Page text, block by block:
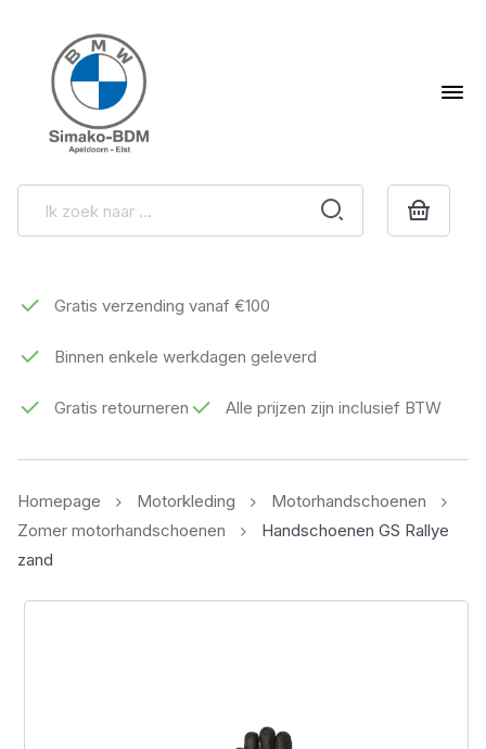
Gratis verzending vanaf €100
Binnen enkele werkdagen geleverd
Gratis retourneren Alle prijzen zijn inclusief BTW
Homepage Motorkleding
Motorhandschoenen
Zomer motorhandschoenen
Handschoenen GS Rallye
zand